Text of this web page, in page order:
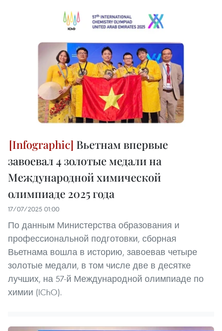
Вьетнам впервые
завоевал 4 золотые медали на
Международной химической
олимпиаде 2025 года
17/07/2025 01:00
По данным Министерства образования и
профессиональной подготовки, сборная
Вьетнама вошла в историю, завоевав четыре
золотые медали, в том числе две в десятке
лучших, на 57-й Международной олимпиаде по
химии (IChO).